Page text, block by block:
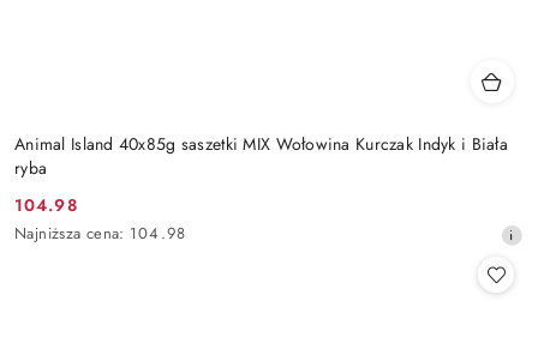
Animal Island 40x85g saszetki MIX Wołowina Kurczak Indyk i Biała
ryba
Cena
promocyjna:
104.98
Najniższa
Najniższa cena: 104.98